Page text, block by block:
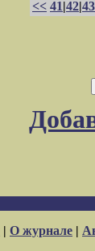
<< 41|42|43
| О журнале |